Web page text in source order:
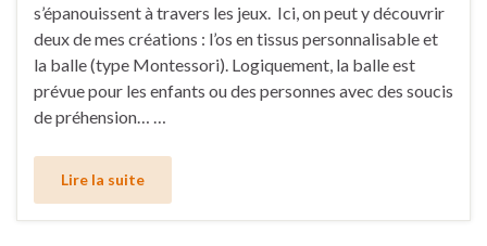
s’épanouissent à travers les jeux. Ici, on peut y découvrir
deux de mes créations : l’os en tissus personnalisable et
la balle (type Montessori). Logiquement, la balle est
prévue pour les enfants ou des personnes avec des soucis
de préhension… …
Lire la suite